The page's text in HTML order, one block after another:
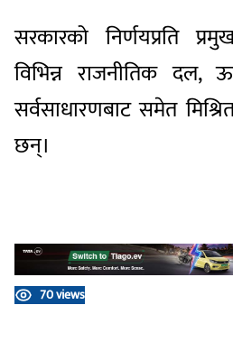
सरकारको निर्णयप्रति
विभिन्न राजनीतिक दल,
सर्वसाधारणबाट समेत
छन्।
70 views